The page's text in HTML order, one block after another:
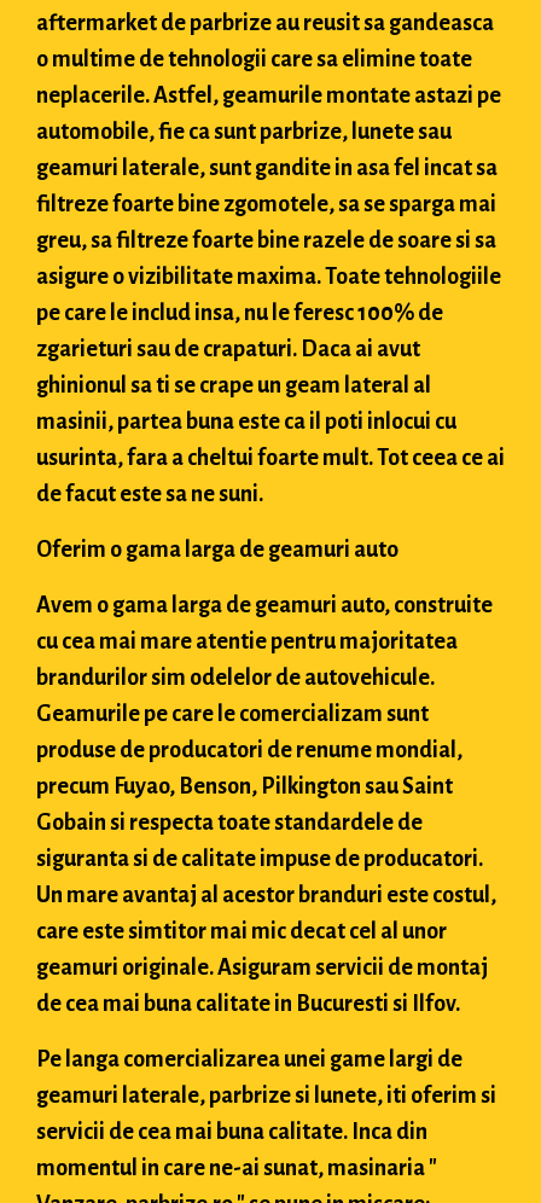
aftermarket de parbrize au reusit sa gandeasca
o multime de tehnologii care sa elimine toate
neplacerile. Astfel, geamurile montate astazi pe
automobile, fie ca sunt parbrize, lunete sau
geamuri laterale, sunt gandite in asa fel incat sa
filtreze foarte bine zgomotele, sa se sparga mai
greu, sa filtreze foarte bine razele de soare si sa
asigure o vizibilitate maxima. Toate tehnologiile
pe care le includ insa, nu le feresc 100% de
zgarieturi sau de crapaturi. Daca ai avut
ghinionul sa ti se crape un geam lateral al
masinii, partea buna este ca il poti inlocui cu
usurinta, fara a cheltui foarte mult. Tot ceea ce ai
de facut este sa ne suni.
Oferim o gama larga de geamuri auto
Avem o gama larga de geamuri auto, construite
cu cea mai mare atentie pentru majoritatea
brandurilor sim odelelor de autovehicule.
Geamurile pe care le comercializam sunt
produse de producatori de renume mondial,
precum Fuyao, Benson, Pilkington sau Saint
Gobain si respecta toate standardele de
siguranta si de calitate impuse de producatori.
Un mare avantaj al acestor branduri este costul,
care este simtitor mai mic decat cel al unor
geamuri originale. Asiguram servicii de montaj
de cea mai buna calitate in Bucuresti si Ilfov.
Pe langa comercializarea unei game largi de
geamuri laterale, parbrize si lunete, iti oferim si
servicii de cea mai buna calitate. Inca din
momentul in care ne-ai sunat, masinaria "